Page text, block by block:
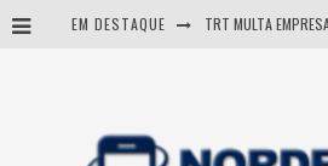
EM DESTAQUE